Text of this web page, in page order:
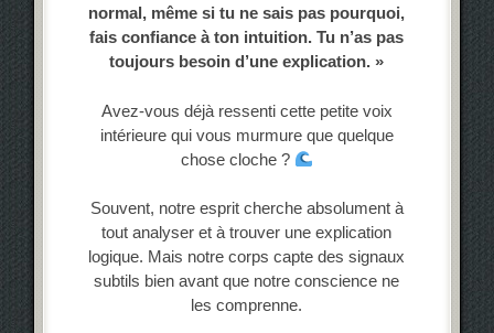
normal, même si tu ne sais pas pourquoi,
fais confiance à ton intuition. Tu n’as pas
toujours besoin d’une explication. »
Avez-vous déjà ressenti cette petite voix
intérieure qui vous murmure que quelque
chose cloche ?
Souvent, notre esprit cherche absolument à
tout analyser et à trouver une explication
logique. Mais notre corps capte des signaux
subtils bien avant que notre conscience ne
les comprenne.